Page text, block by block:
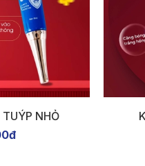
NHỎ